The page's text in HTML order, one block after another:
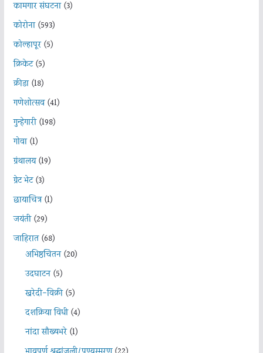
कामगार संघटना(3)
कोरोना(593)
कोल्हापूर(5)
क्रिकेट(5)
क्रीडा(18)
गणेशोत्सव(41)
गुन्हेगारी(198)
गोवा(1)
ग्रंथालय(19)
ग्रेट भेट(3)
छायाचित्र(1)
जयंती(29)
जाहिरात(68)
अभिष्ठचिंतन(20)
उदघाटन(5)
खरेदी-विक्री(5)
दशक्रिया विधी(4)
नांदा सौख्यभरे(1)